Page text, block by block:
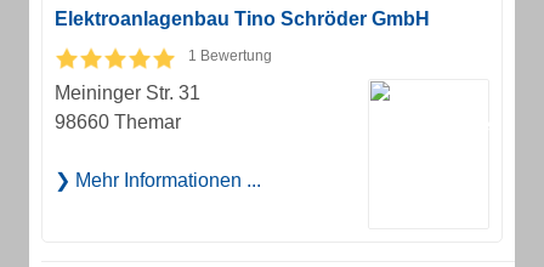
Elektroanlagenbau Tino Schröder GmbH
1 Bewertung
Meininger Str. 31
98660 Themar
Mehr Informationen ...